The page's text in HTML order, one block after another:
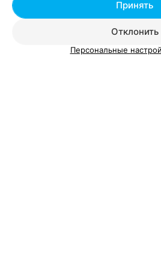
Минск, ул. Петра Мстиславца, 11
Отклонить
Принять
Персональные